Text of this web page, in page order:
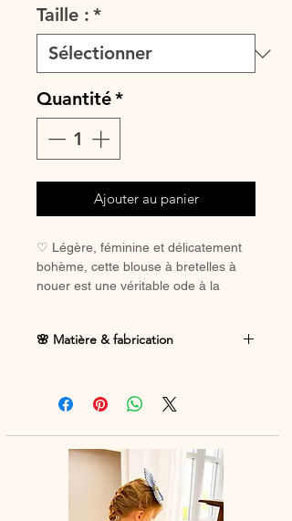
Taille : *
Quantité*
Ajouter au panier
♡ Légère, féminine et délicatement
bohème, cette blouse à bretelles à
nouer est une véritable ode à la
Son tissu fluide caresse la peau avec
raffinée et poétique 🎀
☀️ Facile à porter au quotidien, elle
s’associe parfaitement avec un jean,
un short ou une jupe fluide pour une
silhouette naturelle et élégante.
🌸 Matière & fabrication
choisie)
pour la peau & respectueux de
l’environnement.
Confection artisanale dans notre
atelier au Pays Basque